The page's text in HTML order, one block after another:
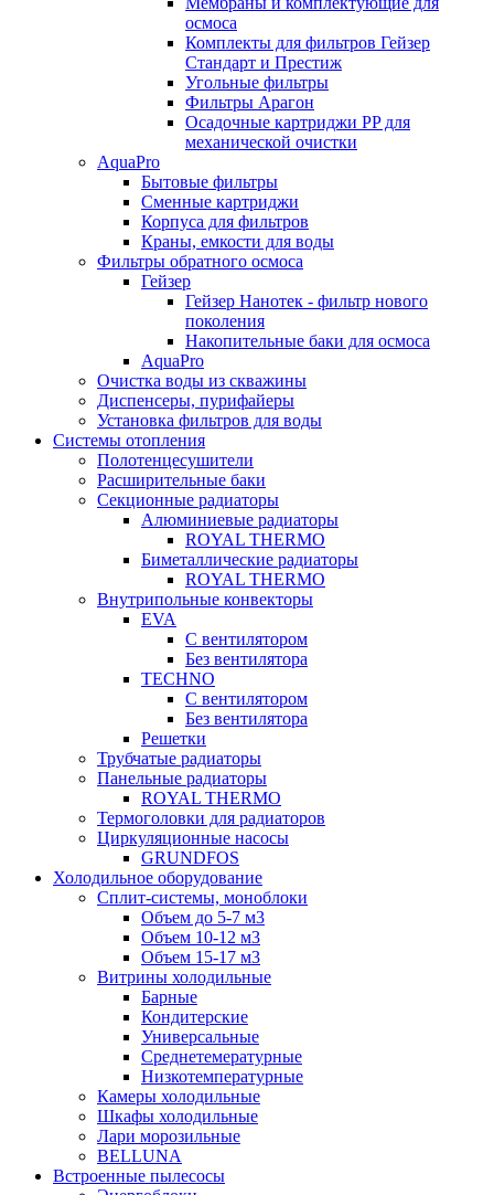
осмоса
Комплекты для фильтров Гейзер
Стандарт и Престиж
Угольные фильтры
Фильтры Арагон
Осадочные картриджи PP для
механической очистки
AquaPro
Бытовые фильтры
Сменные картриджи
Корпуса для фильтров
Краны, емкости для воды
Фильтры обратного осмоса
Гейзер
Гейзер Нанотек - фильтр нового
поколения
Накопительные баки для осмоса
AquaPro
Очистка воды из скважины
Диспенсеры, пурифайеры
Установка фильтров для воды
Системы отопления
Полотенцесушители
Расширительные баки
Секционные радиаторы
Алюминиевые радиаторы
ROYAL THERMO
Биметаллические радиаторы
ROYAL THERMO
Внутрипольные конвекторы
EVA
С вентилятором
Без вентилятора
TECHNO
С вентилятором
Без вентилятора
Решетки
Трубчатые радиаторы
Панельные радиаторы
ROYAL THERMO
Термоголовки для радиаторов
Циркуляционные насосы
GRUNDFOS
Холодильное оборудование
Сплит-системы, моноблоки
Объем до 5-7 м3
Объем 10-12 м3
Объем 15-17 м3
Витрины холодильные
Барные
Кондитерские
Универсальные
Среднетемературные
Низкотемпературные
Камеры холодильные
Шкафы холодильные
Лари морозильные
BELLUNA
Встроенные пылесосы